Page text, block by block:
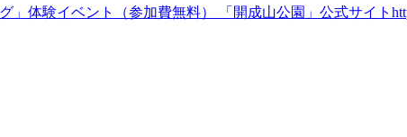
体験イベント（参加費無料） 「開成山公園」公式サイト